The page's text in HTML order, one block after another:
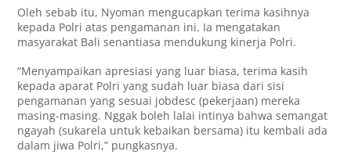
Oleh sebab itu, Nyoman mengucapkan terima kasihnya
kepada Polri atas pengamanan ini. Ia mengatakan
masyarakat Bali senantiasa mendukung kinerja Polri.
“Menyampaikan apresiasi yang luar biasa, terima kasih
kepada aparat Polri yang sudah luar biasa dari sisi
pengamanan yang sesuai jobdesc (pekerjaan) mereka
masing-masing. Nggak boleh lalai intinya bahwa semangat
ngayah (sukarela untuk kebaikan bersama) itu kembali ada
dalam jiwa Polri,” pungkasnya.